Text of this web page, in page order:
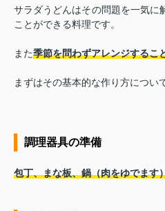
サラダうどんはその問題を一気に
ことができる料理です。
また季節を問わずアレンジするこ
まずはその基本的な作り方につい
調理器具の準備
包丁、まな板、鍋（肉をゆでます